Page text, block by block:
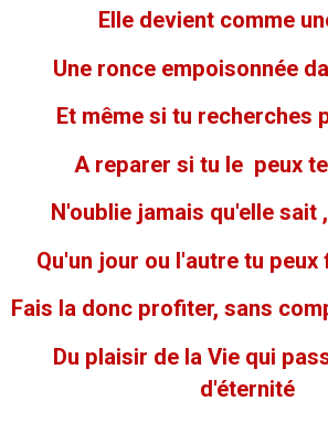
Elle devient comme
Une ronce empoisonnée
Et même si tu recherches
A reparer si tu le peux
N'oublie jamais qu'elle sait
Qu'un jour ou l'autre tu peux
Fais la donc profiter, sans
Du plaisir de la Vie qui
d'éternité